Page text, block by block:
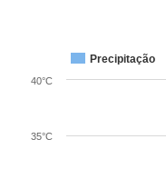
Precipitação
35°C
40°C